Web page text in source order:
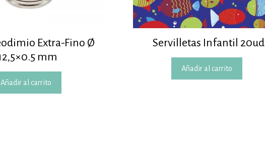
Extra-Fino Ø
mm
Añadir al carrito
Servilletas Infantil 20ud
Añadir al carrito